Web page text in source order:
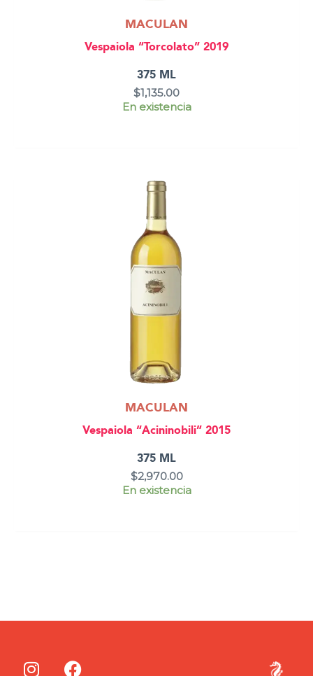
MACULAN
Vespaiola “Torcolato” 2019
375 ML
$1,135.00
En existencia
MACULAN
Vespaiola “Acininobili” 2015
375 ML
$2,970.00
En existencia
I
F